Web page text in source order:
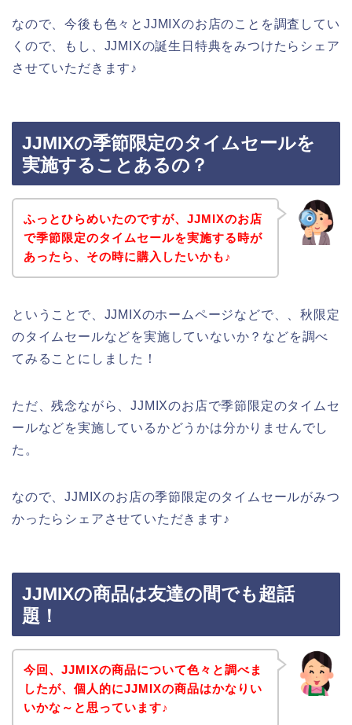
なので、今後も色々とJJMIXのお店のことを調査してい
くので、もし、JJMIXの誕生日特典をみつけたらシェア
させていただきます♪
JJMIXの季節限定のタイムセールを
実施することあるの？
ふっとひらめいたのですが、JJMIXのお店
で季節限定のタイムセールを実施する時が
あったら、その時に購入したいかも♪
ということで、JJMIXのホームページなどで、、秋限定
のタイムセールなどを実施していないか？などを調べ
てみることにしました！
ただ、残念ながら、JJMIXのお店で季節限定のタイムセ
ールなどを実施しているかどうかは分かりませんでし
た。
なので、JJMIXのお店の季節限定のタイムセールがみつ
かったらシェアさせていただきます♪
JJMIXの商品は友達の間でも超話
題！
今回、JJMIXの商品について色々と調べま
したが、個人的にJJMIXの商品はかなりい
いかな～と思っています♪